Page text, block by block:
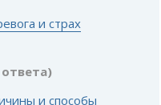
и страх
ответа)
и способы